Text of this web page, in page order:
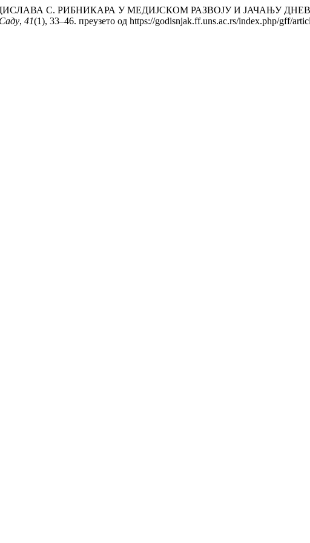
С. РИБНИКАРА У МЕДИЈСКОМ РАЗВОЈУ И ЈАЧАЊУ
, 41(1), 33–46. преузето од https://godisnjak.ff.uns.ac.rs/index.php/gff/